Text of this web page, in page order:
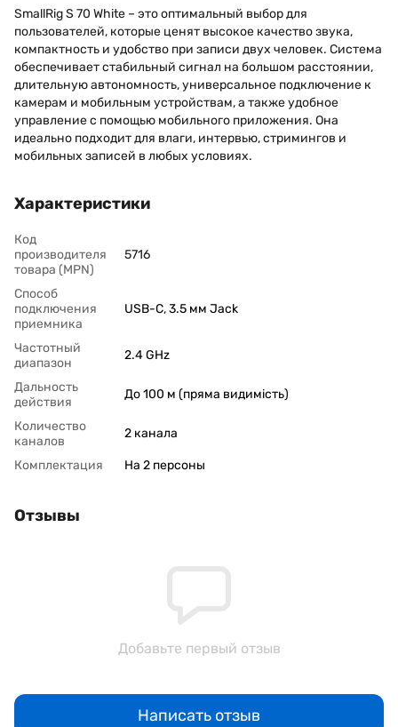
SmallRig S 70 White – это оптимальный выбор для
пользователей, которые ценят высокое качество звука,
компактность и удобство при записи двух человек. Система
обеспечивает стабильный сигнал на большом расстоянии,
длительную автономность, универсальное подключение к
камерам и мобильным устройствам, а также удобное
управление с помощью мобильного приложения. Она
идеально подходит для влаги, интервью, стримингов и
мобильных записей в любых условиях.
Характеристики
Код
производителя
товара (MPN)
5716
Способ
подключения
приемника
USB-C,3.5 мм Jack
Частотный
диапазон
2.4 GHz
Дальность
действия
До 100 м (пряма видимість)
Количество
каналов
2 канала
Комплектация На 2 персоны
Отзывы
Добавьте первый отзыв
Написать отзыв